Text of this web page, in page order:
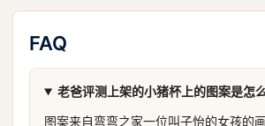
FAQ
老爸评测上架的小猪杯上的图案是怎
图案来自弯弯之家一位叫子怡的女孩的